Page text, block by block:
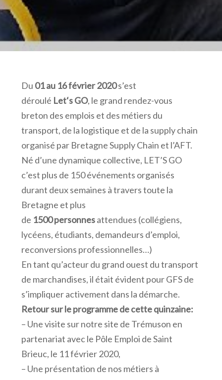
Du 01 au 16 février 2020s’est
déroulé Let‘sGO, le grand rendez-vous
breton des emplois et des métiers du
transport, de la logistique et de la supply chain
organisé par Bretagne Supply Chain et l’AFT.
Né d’une dynamique collective, LET’SGO
c’est plus de 150 événements organisés
durant deux semaines à travers toute la
Bretagne et plus
de 1500 personnesattendues (collégiens,
lycéens, étudiants, demandeurs d’emploi,
reconversions professionnelles…)
En tant qu’acteur du grand ouest du transport
de marchandises, il était évident pour GFS de
s’impliquer activement dans la démarche.
Retour sur le programme de cette quinzaine:
– Une visite sur notre site de Trémuson en
partenariat avec le Pôle Emploi de Saint
Brieuc, le 11 février 2020,
– Une présentation de nos métiers à